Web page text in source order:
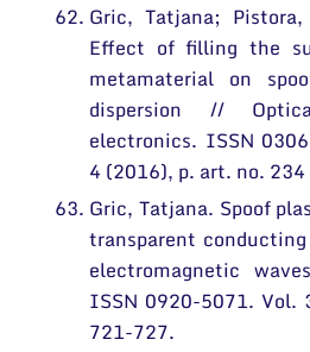
Gric, Tatjana;
Effect of filling the
metamaterial on
dispersion //
electronics. ISSN
4 (2016), p. art. no.
Gric, Tatjana. Spoof
transparent
electromagnetic
ISSN 0920-5071. Vol.
721-727.